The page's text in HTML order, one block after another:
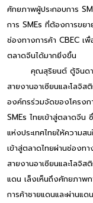
ศักยภาพผู้ประกอบการ
การ SMEs ที่ต้องการขยา
ช่องทางการค้า CBEC เ
ตลาดจีนได้มากยิ่งขึ้น
คุณสุริยนต์ ตู้จินดา ปร
สายงานอาเซียนและโลจิส
องค์กรร่วมจัดของโครงก
SMEs ไทยเข้าสู่ตลาดจีน
แห่งประเทศไทยให้ความ
เข้าสู่ตลาดไทยผ่านช่อง
สายงานอาเซียนและโลจิ
แดน เล็งเห็นถึงศักยภาพก
การค้าชายแดนและผ่านแ